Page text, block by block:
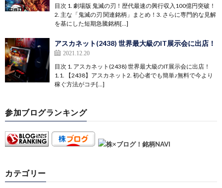
目次 1. 劇場版 鬼滅の刃！歴代最速の興行収入100億円突破！
2. 主な「鬼滅の刃 関連銘柄」まとめ！3. さらに専門的な見解
を基にした短期急騰銘柄[…]
アスカネット(2438) 世界最大級のIT展示会に出店！
2021.12.20
目次 1. アスカネット(2438) 世界最大級のIT展示会に出店！
1.1. 【2438】アスカネット2. 初心者でも簡単♪無料で今より
稼ぐ方法がコチ[…]
参加ブログランキング
カテゴリー